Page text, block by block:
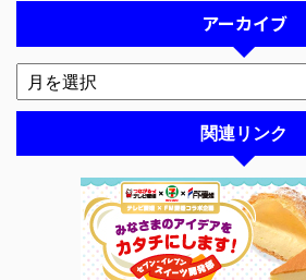
アーカイブ
関連リンク